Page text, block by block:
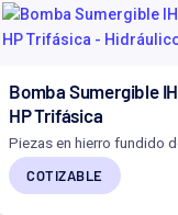
Bomba Sumergible
HP Trifásica
Piezas en hierro fundido
COTIZABLE